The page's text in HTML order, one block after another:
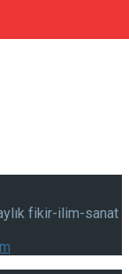
fikir-ilim-sanat